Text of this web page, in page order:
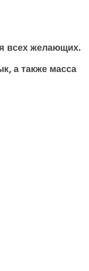
всех желающих.
а также масса